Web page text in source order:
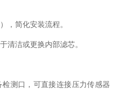
，简化安装流程。
清洁或更换内部滤芯。
测口，可直接连接压力传感器